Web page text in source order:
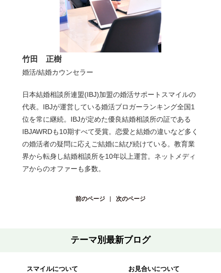
竹田 正樹
婚活/結婚カウンセラー
日本結婚相談所連盟(IBJ)加盟の婚活サポートスマイルの
代表。IBJが運営している婚活ブロガーランキング全国1
位を常に継続。IBJが定めた優良結婚相談所の証である
IBJAWRDも10期すべて受賞。恋愛と結婚の違いなど多く
の婚活者の疑問に応えご結婚に結び続けている。教育業
界から転身し結婚相談所を10年以上運営。ネットメディ
アからのオファーも多数。
前のページ 次のページ
テーマ別最新ブログ
スマイルについて
お見合いについて